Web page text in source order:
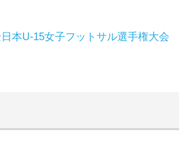
本U-15女子フットサル選手権大会